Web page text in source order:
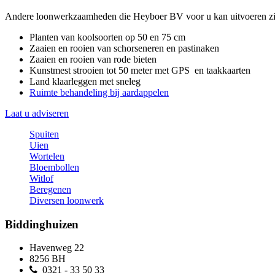
Andere loonwerkzaamheden die Heyboer BV voor u kan uitvoeren
Planten van koolsoorten op 50 en 75 cm
Zaaien en rooien van schorseneren en pastinaken
Zaaien en rooien van rode bieten
Kunstmest strooien tot 50 meter met GPS en taakkaarten
Land klaarleggen met sneleg
Ruimte behandeling bij aardappelen
Laat u adviseren
Spuiten
Uien
Wortelen
Bloembollen
Witlof
Beregenen
Diversen loonwerk
Biddinghuizen
Havenweg 22
8256 BH
0321 - 33 50 33